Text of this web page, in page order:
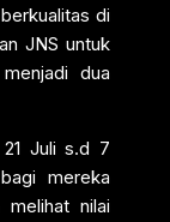
di
JNS untuk
dua
Juli s.d 7
mereka
nilai